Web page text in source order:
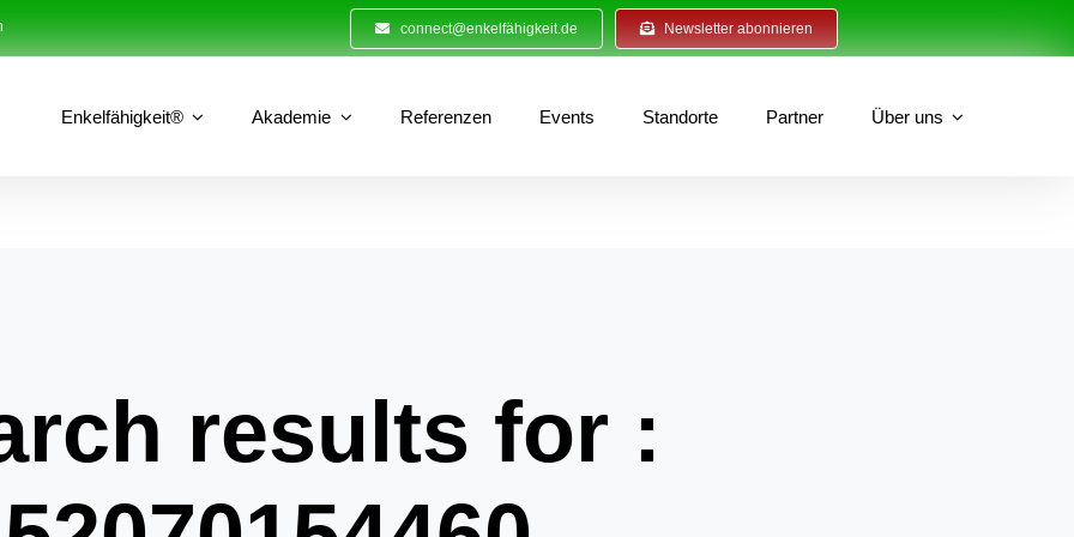
connect@enkelfähigkeit.de Newsletter abonnieren
Enkelfähigkeit® Akademie Referenzen Events Standorte Partner Über uns
results for :